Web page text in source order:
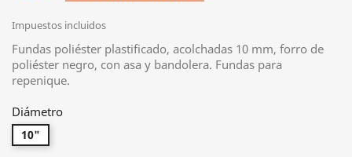
Impuestos incluidos
Fundas poliéster plastificado, acolchadas 10 mm, forro de
poliéster negro, con asa y bandolera. Fundas para
repenique.
Diámetro
10"